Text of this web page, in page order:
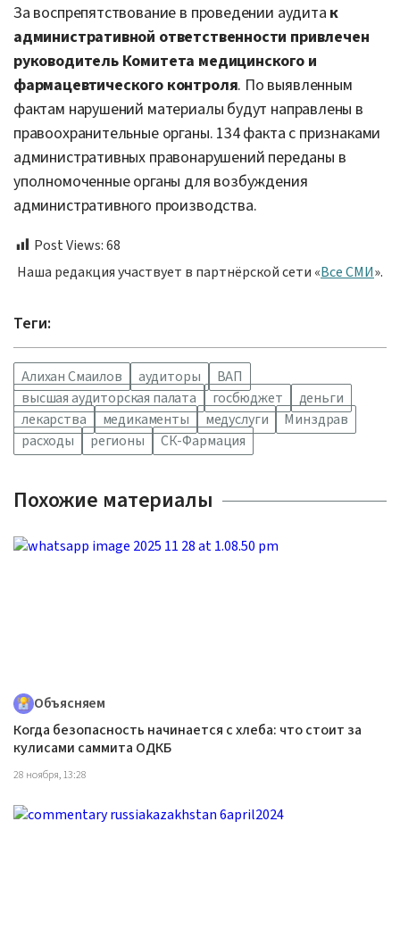
За воспрепятствование в проведении аудита к
административной ответственности привлечен
руководитель Комитета медицинского и
фармацевтического контроля. По выявленным
фактам нарушений материалы будут направлены в
правоохранительные органы. 134 факта с признаками
административных правонарушений переданы в
уполномоченные органы для возбуждения
административного производства.
Post Views:68
Наша редакция участвует в партнёрской сети «Все СМИ».
Теги:
Алихан Смаилов аудиторы
ВАП
высшая аудиторская палата
госбюджет
деньги
лекарства
медикаменты медуслуги
Минздрав
расходы
регионы СК-Фармация
Похожие материалы
Объясняем
Когда безопасность начинается с хлеба: что стоит за
кулисами саммита ОДКБ
28 ноября, 13:28